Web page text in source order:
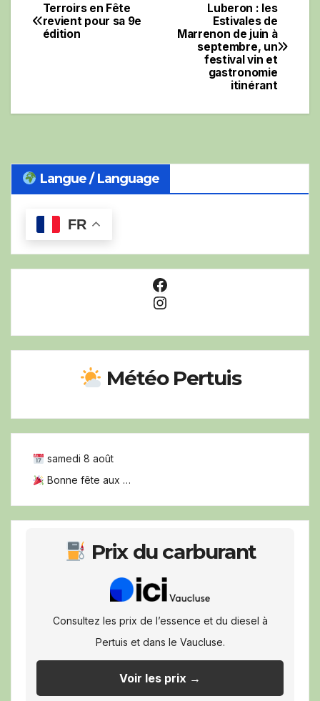
Navigation
de
Luberon : les
Estivales de
Marrenon de juin à
septembre, un
festival vin et
gastronomie
itinérant
Terroirs en Fête
revient pour sa 9e
édition
Langue / Language
FR
Facebook
Instagram
Météo Pertuis
samedi 8 août
Bonne fête aux …
Prix du carburant
Consultez les prix de l’essence et du diesel à
Pertuis et dans le Vaucluse.
Voir les prix →